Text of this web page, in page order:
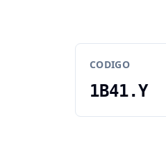
CODIGO
1B41.Y